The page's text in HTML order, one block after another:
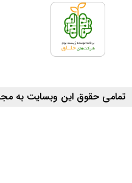
مشاوره با
در مورد
اصلاح می‌کند.
مختلف موقعیت
در مورد
تمامی حقوق این وبسایت به